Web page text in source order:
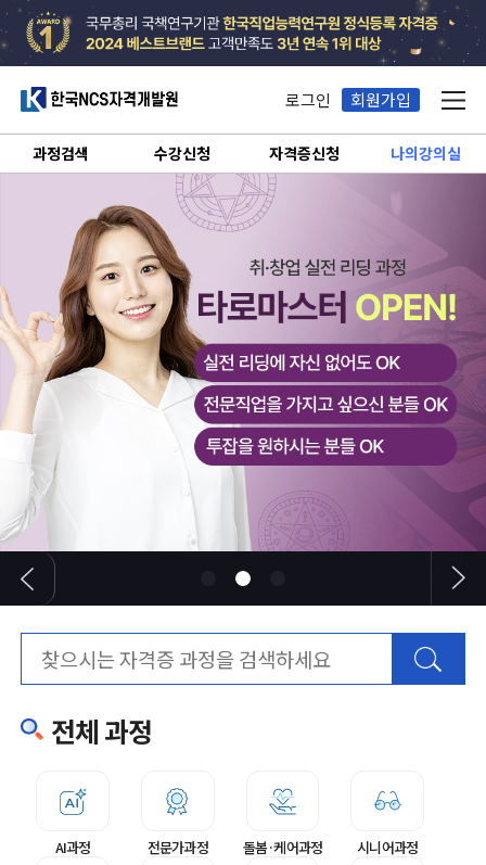
한국NCS자격개발원 로그인 회원가입 메뉴
과정검색 수강신청 자격증신청 나의강의실
전체 과정
AI과정 전문가과정 돌봄·케어과정 시니어과정